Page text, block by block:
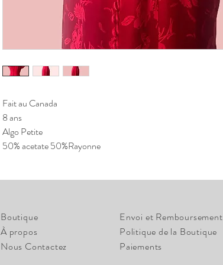
Fait au Canada
8 ans
Algo Petite
50% acetate 50%Rayonne
Boutique
À propos
Nous Contactez
Envoi et Remboursement
Politique de la Boutique
Paiements